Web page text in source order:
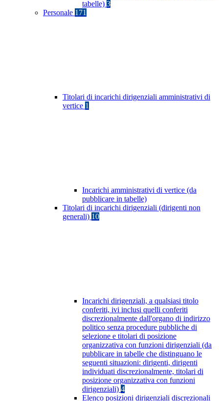
tabelle) 3
Personale 171
Titolari di incarichi dirigenziali amministrativi di
vertice 1
Incarichi amministrativi di vertice (da
pubblicare in tabelle)
Titolari di incarichi dirigenziali (dirigenti non
generali) 10
Incarichi dirigenziali, a qualsiasi titolo
conferiti, ivi inclusi quelli conferiti
discrezionalmente dall'organo di indirizzo
politico senza procedure pubbliche di
selezione e titolari di posizione
organizzativa con funzioni dirigenziali (da
pubblicare in tabelle che distinguano le
seguenti situazioni: dirigenti, dirigenti
individuati discrezionalmente, titolari di
posizione organizzativa con funzioni
dirigenziali) 4
Elenco posizioni dirigenziali discrezionali